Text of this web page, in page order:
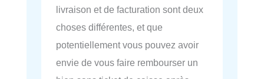
livraison et de facturation sont deux
choses différentes, et que
potentiellement vous pouvez avoir
envie de vous faire rembourser un